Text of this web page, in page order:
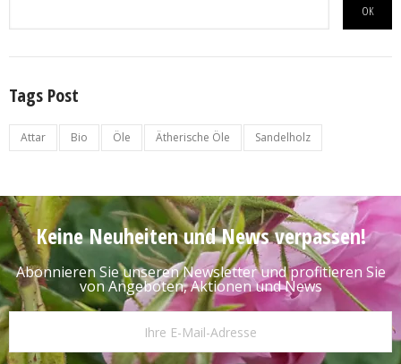
OK
Tags Post
Attar Bio Öle Ätherische Öle Sandelholz
Keine Neuheiten und News verpassen!
Abonnieren Sie unseren Newsletter und profitieren Sie
von Angeboten, Aktionen und News